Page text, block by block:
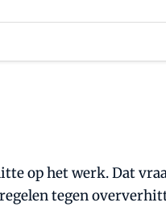
op het werk. Dat
tegen